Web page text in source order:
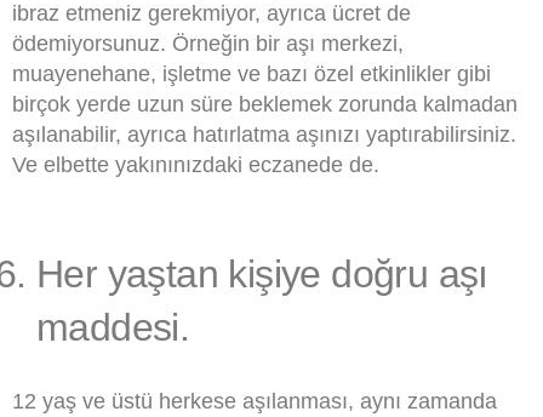
ibraz etmeniz gerekmiyor, ayrıca ücret de
ödemiyorsunuz. Örneğin bir aşı merkezi,
muayenehane, işletme ve bazı özel etkinlikler gibi
birçok yerde uzun süre beklemek zorunda kalmadan
aşılanabilir, ayrıca hatırlatma aşınızı yaptırabilirsiniz.
Ve elbette yakınınızdaki eczanede de.
Her yaştan kişiye doğru aşı
maddesi.
12 yaş ve üstü herkese aşılanması, aynı zamanda